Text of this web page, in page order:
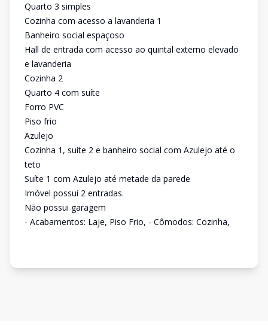
Quarto 3 simples
Cozinha com acesso a lavanderia 1
Banheiro social espaçoso
Hall de entrada com acesso ao quintal externo elevado
e lavanderia
Cozinha 2
Quarto 4 com suíte
Forro PVC
Piso frio
Azulejo
Cozinha 1, suíte 2 e banheiro social com Azulejo até o
teto
Suíte 1 com Azulejo até metade da parede
Imóvel possui 2 entradas.
Não possui garagem
- Acabamentos: Laje, Piso Frio, - Cômodos: Cozinha,